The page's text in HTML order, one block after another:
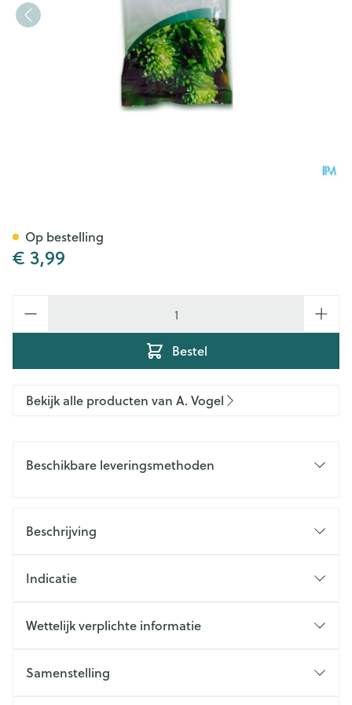
€ 3,99
Bestel
Op bestelling
Bekijk alle producten van A. Vogel
Beschikbare leveringsmethoden
Beschrijving
Indicatie
Wettelijk verplichte informatie
Samenstelling